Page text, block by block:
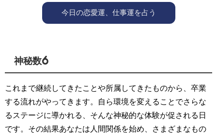
今日の恋愛運、仕事運を占う
神秘数6
これまで継続してきたことや所属してきたものから、卒業
する流れがやってきます。自ら環境を変えることでさらな
るステージに導かれる、そんな神秘的な体験が促される日
です。その結果あなたは人間関係を始め、さまざまなもの